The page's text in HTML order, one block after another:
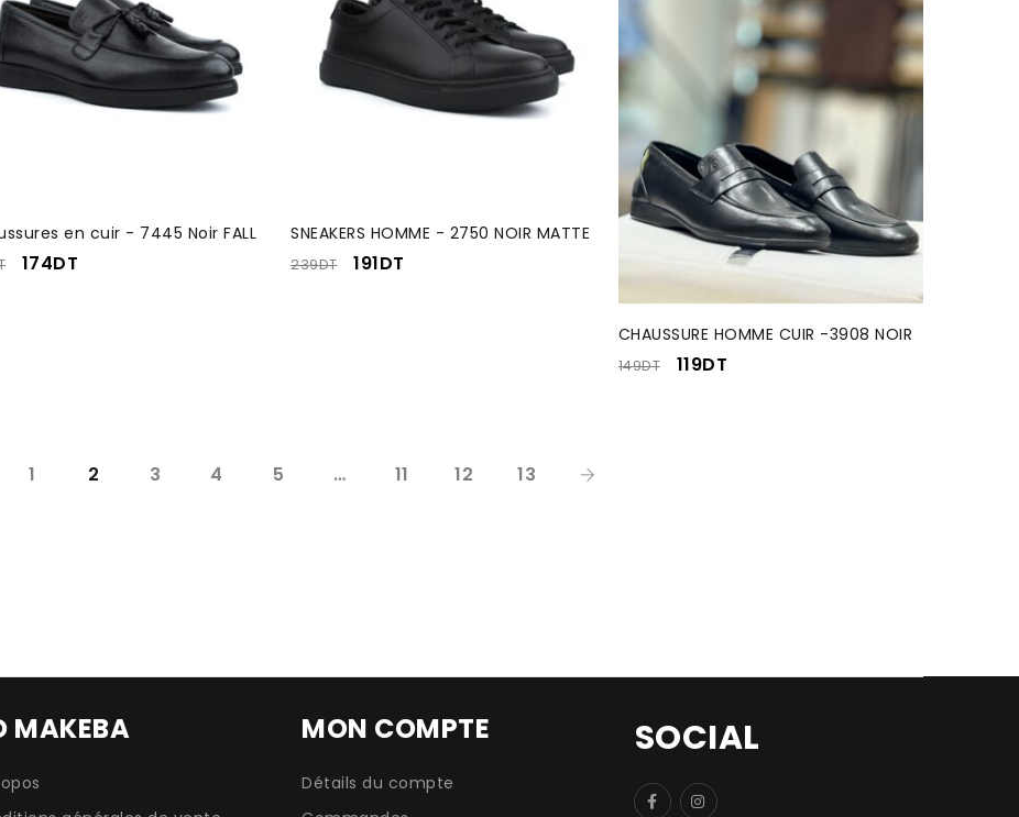
en cuir - 7445 Noir FALL
174DT
SNEAKERS HOMME - 2750 NOIR MATTE
239DT 191DT
CHAUSSURE HOMME CUIR -3908 NOIR
149DT 119DT
1 2 3 4 5 … 11 12 13
MAKEBA MON COMPTE
Détails du compte
SOCIAL